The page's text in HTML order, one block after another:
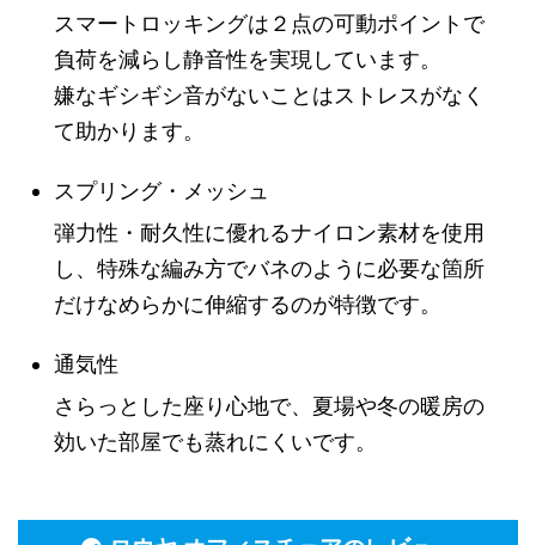
スマートロッキングは２点の可動ポイントで
負荷を減らし静音性を実現しています。
嫌なギシギシ音がないことはストレスがなく
て助かります。
スプリング・メッシュ
弾力性・耐久性に優れるナイロン素材を使用
し、特殊な編み方でバネのように必要な箇所
だけなめらかに伸縮するのが特徴です。
通気性
さらっとした座り心地で、夏場や冬の暖房の
効いた部屋でも蒸れにくいです。